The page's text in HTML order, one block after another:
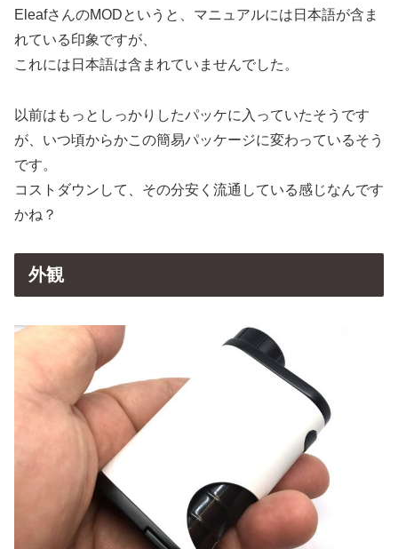
EleafさんのMODというと、マニュアルには日本語が含ま
れている印象ですが、
これには日本語は含まれていませんでした。
以前はもっとしっかりしたパッケに入っていたそうです
が、いつ頃からかこの簡易パッケージに変わっているそう
です。
コストダウンして、その分安く流通している感じなんです
かね？
外観